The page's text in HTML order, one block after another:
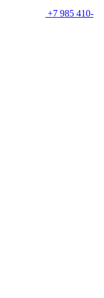
+7 985 410-